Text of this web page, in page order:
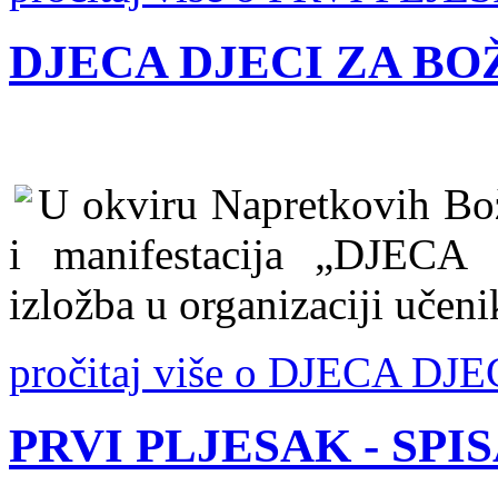
DJECA DJECI ZA
U okviru Napretkovih
i manifestacija
izložba u organizaciji
pročitaj više o DJECA
PRVI PLJESAK -